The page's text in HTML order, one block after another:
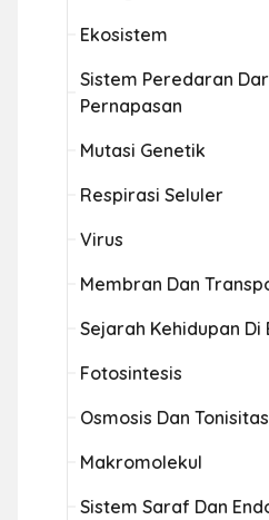
Ekosistem
Sistem Peredaran
Pernapasan
Mutasi Genetik
Respirasi Seluler
Virus
Membran Dan
Sejarah Kehidupan Di
Fotosintesis
Osmosis Dan Tonisitas
Makromolekul
Sistem Saraf Dan